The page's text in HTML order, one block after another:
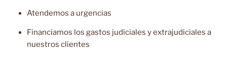
Atendemos a urgencias
Financiamos los gastos judiciales y extrajudiciales a
nuestros clientes